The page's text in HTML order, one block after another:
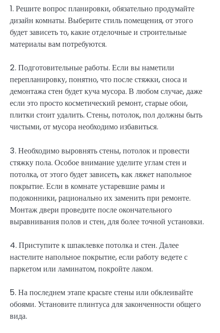
1. Решите вопрос планировки, обязательно продумайте
дизайн комнаты. Выберите стиль помещения, от этого
будет зависеть то, какие отделочные и строительные
материалы вам потребуются.
2. Подготовительные работы. Если вы наметили
перепланировку, понятно, что после стяжки, сноса и
демонтажа стен будет куча мусора. В любом случае, даже
если это просто косметический ремонт, старые обои,
плитки стоит удалить. Стены, потолок, пол должны быть
чистыми, от мусора необходимо избавиться.
3. Необходимо выровнять стены, потолок и провести
стяжку пола. Особое внимание уделите углам стен и
потолка, от этого будет зависеть, как ляжет напольное
покрытие. Если в комнате устаревшие рамы и
подоконники, рационально их заменить при ремонте.
Монтаж двери проведите после окончательного
выравнивания полов и стен, для более точной установки.
4. Приступите к шпаклевке потолка и стен. Далее
настелите напольное покрытие, если работу ведете с
паркетом или ламинатом, покройте лаком.
5. На последнем этапе красьте стены или обклеивайте
обоями. Установите плинтуса для законченности общего
вида.